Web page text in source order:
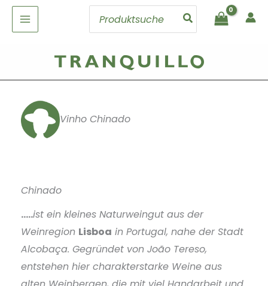
Inhalt
springen
Search
Vinho Chinado
Chinado
…..ist ein kleines Naturweingut aus der
Weinregion Lisboa in Portugal, nahe der Stadt
Alcobaça. Gegründet von João Tereso,
entstehen hier charakterstarke Weine aus